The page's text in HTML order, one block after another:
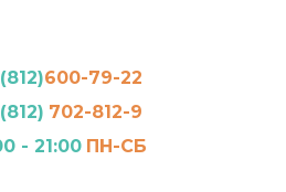
600-79-22
702-812-9
- 21:00 ПН-СБ